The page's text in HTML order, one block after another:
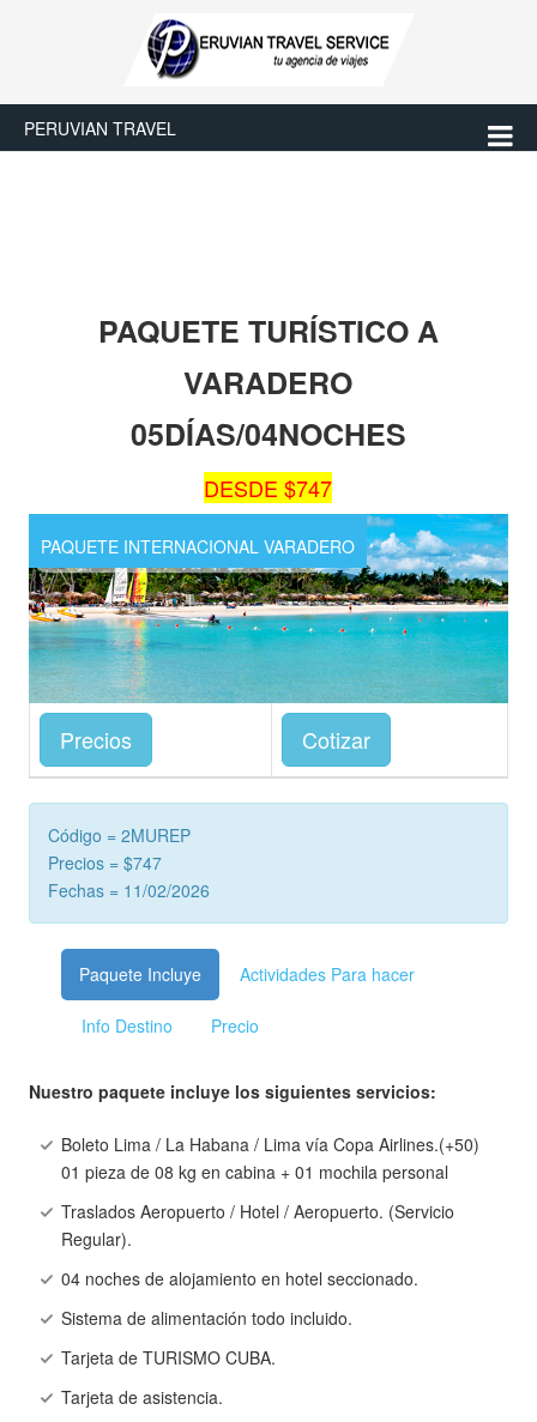
PERUVIAN TRAVEL
PAQUETE TURÍSTICO A
VARADERO
05DÍAS/04NOCHES
DESDE $747
PAQUETE INTERNACIONAL VARADERO
Precios Cotizar
Código = 2MUREP
Precios = $747
Fechas = 11/02/2026
Paquete Incluye Actividades Para hacer
Info Destino Precio
Nuestro paquete incluye los siguientes servicios:
Boleto Lima / La Habana / Lima vía Copa Airlines.(+50)
01 pieza de 08 kg en cabina + 01 mochila personal
Traslados Aeropuerto / Hotel / Aeropuerto. (Servicio
Regular).
04 noches de alojamiento en hotel seccionado.
Sistema de alimentación todo incluido.
Tarjeta de TURISMO CUBA.
Tarjeta de asistencia.